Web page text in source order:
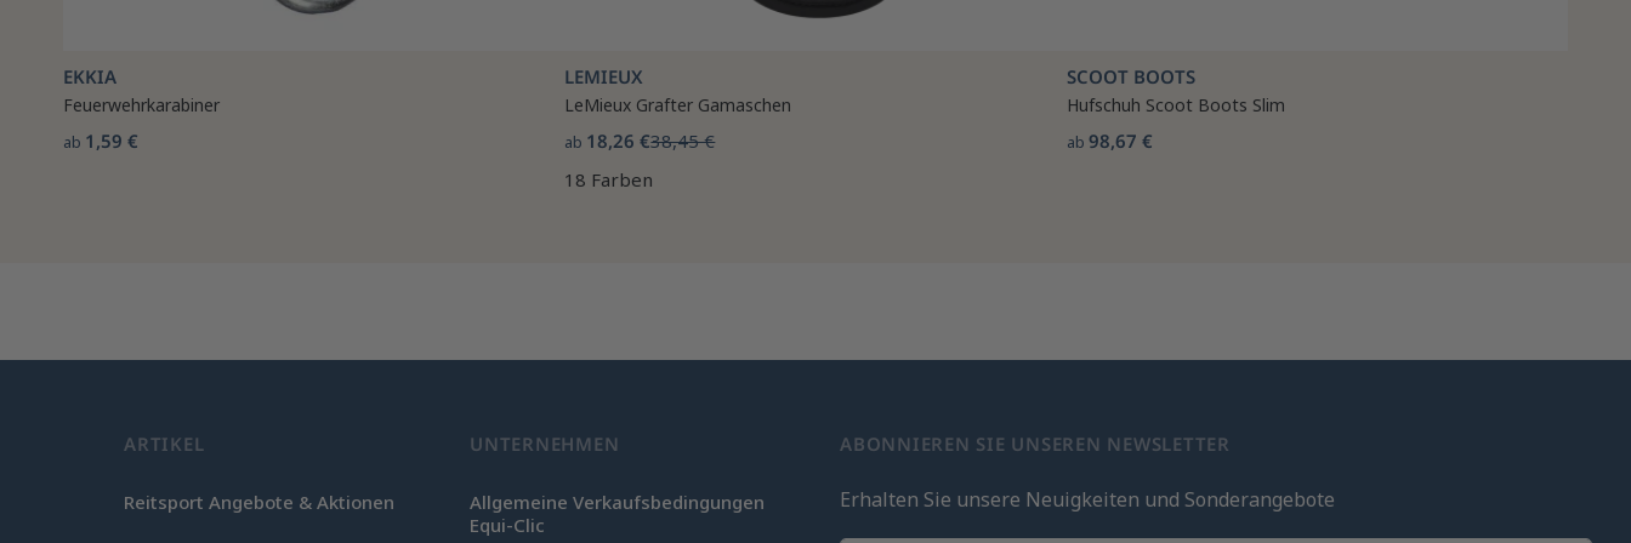
EKKIA
Feuerwehrkarabiner
ab 1,59 €
LEMIEUX
LeMieux Grafter Gamaschen
ab 18,26 €38,45 €
18 Farben
SCOOT BOOTS
Hufschuh Scoot Boots Slim
ab 98,67 €
ARTIKEL
Reitsport Angebote & Aktionen
UNTERNEHMEN
Allgemeine Verkaufsbedingungen
Equi-Clic
ABONNIEREN SIE UNSEREN NEWSLETTER
Erhalten Sie unsere Neuigkeiten und Sonderangebote